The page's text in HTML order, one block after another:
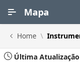
Mapa
Home
Última